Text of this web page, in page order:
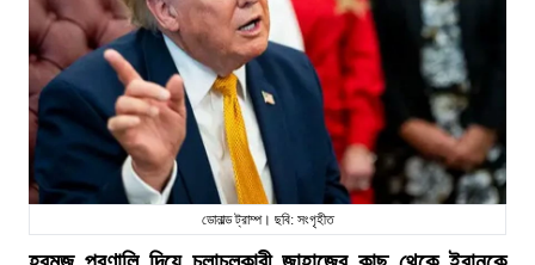
ডোনাল্ড ট্রাম্প। ছবি: সংগৃহীত